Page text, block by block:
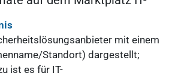
mit einem
Standort) dargestellt;
ist es für IT-